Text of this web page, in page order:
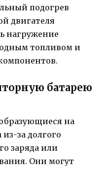
подогрев
двигателя
нагружение
топливом и
батарею
на
за долгого
заряда или
Они могут